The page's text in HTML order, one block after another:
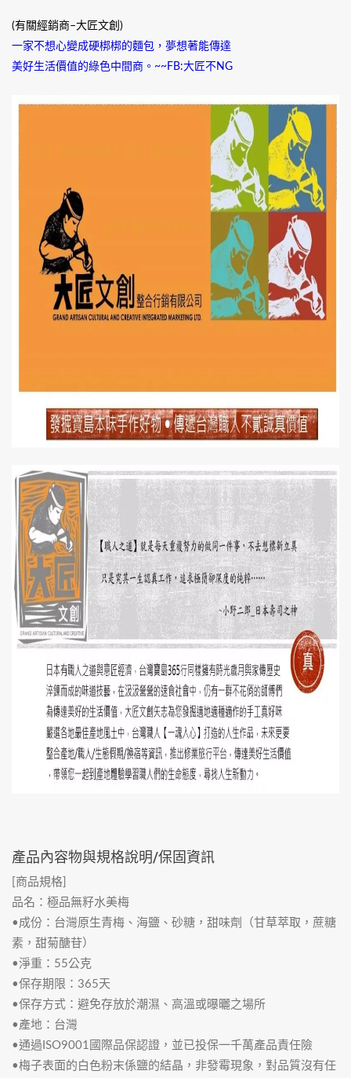
(有關經銷商–大匠文創)
一家不想心變成硬梆梆的麵包，夢想著能傳達
美好生活價值的綠色中間商。~~FB:大匠不NG
產品內容物與規格說明/保固資訊
[商品規格]
品名：極品無籽水美梅
•成份：台灣原生青梅、海鹽、砂糖，甜味劑（甘草萃取，蔗糖
素，甜菊醣苷）
•淨重：55公克
•保存期限：365天
•保存方式：避免存放於潮濕、高溫或曝曬之場所
•產地：台灣
•通過ISO9001國際品保認證，並已投保一千萬產品責任險
•梅子表面的白色粉末係鹽的結晶，非發霉現象，對品質沒有任